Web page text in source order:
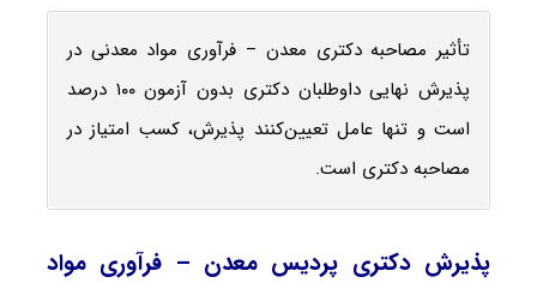
تأثیر مصاحبه دکتری معدن – فرآوری مواد معدنی در
پذیرش نهایی داوطلبان دکتری بدون آزمون ۱۰۰ درصد
است و تنها عامل تعیین‌کنند پذیرش، کسب امتیاز در
مصاحبه دکتری است.
پذیرش دکتری پردیس معدن – فرآوری مواد